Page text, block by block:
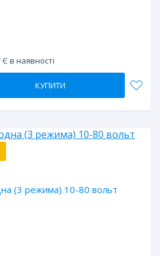
Є в наявності
КУПИТИ
(3 режима) 10-80 вольт